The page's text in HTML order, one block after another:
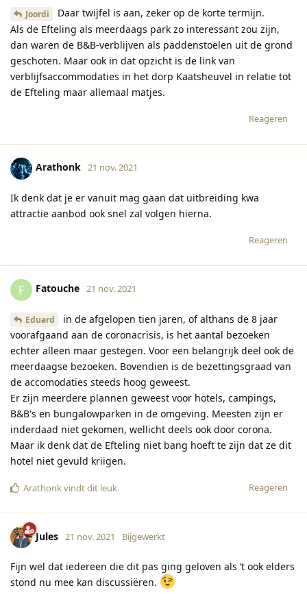
Joordi
Daar twijfel is aan, zeker op de korte termijn.
Als de Efteling als meerdaags park zo interessant zou zijn,
dan waren de B&B-verblijven als paddenstoelen uit de grond
geschoten. Maar ook in dat opzicht is de link van
verblijfsaccommodaties in het dorp Kaatsheuvel in relatie tot
de Efteling maar allemaal matjes.
Reageren
Arathonk 21 nov. 2021
Ik denk dat je er vanuit mag gaan dat uitbreiding kwa
attractie aanbod ook snel zal volgen hierna.
Reageren
F Fatouche 21 nov. 2021
Eduard
in de afgelopen tien jaren, of althans de 8 jaar
voorafgaand aan de coronacrisis, is het aantal bezoeken
echter alleen maar gestegen. Voor een belangrijk deel ook de
meerdaagse bezoeken. Bovendien is de bezettingsgraad van
de accomodaties steeds hoog geweest.
Er zijn meerdere plannen geweest voor hotels, campings,
B&B's en bungalowparken in de omgeving. Meesten zijn er
inderdaad niet gekomen, wellicht deels ook door corona.
Maar ik denk dat de Efteling niet bang hoeft te zijn dat ze dit
hotel niet gevuld kriigen.
Reageren
Arathonkvindt dit leuk.
Jules 21 nov. 2021 Bijgewerkt
Fijn wel dat iedereen die dit pas ging geloven als ‘t ook elders
stond nu mee kan discussiëren.